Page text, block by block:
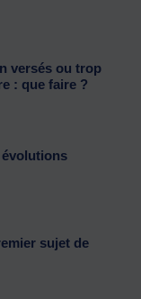
versés ou trop
: que faire ?
évolutions
sujet de